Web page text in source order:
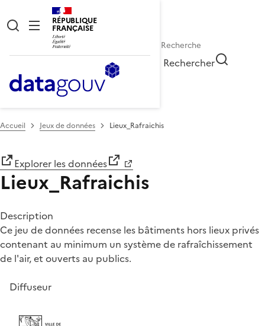
RÉPUBLIQUE
FRANÇAISE
Rechercher
Accueil Jeux de données Lieux_Rafraichis
Explorer les données
Lieux_Rafraichis
Description
Ce jeu de données recense les bâtiments hors lieux privés
contenant au minimum un système de rafraîchissement
de l'air, et ouverts au publics.
Diffuseur